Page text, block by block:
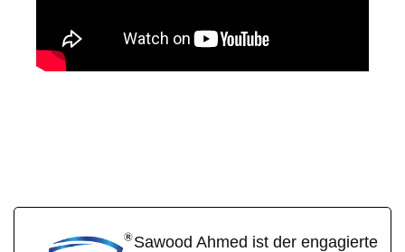
Sawood Ahmed ist der engagierte